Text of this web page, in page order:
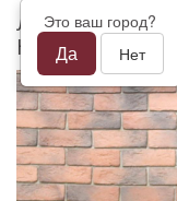
Это ваш город?
Да Нет
Летние шины
HT7006 бу (3-4